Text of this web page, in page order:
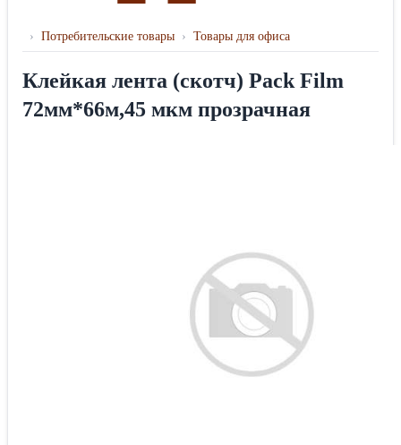
› Потребительские товары › Товары для офиса
Клейкая лента (скотч) Pack Film
72мм*66м,45 мкм прозрачная